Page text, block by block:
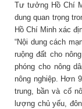
Tư tưởng Hồ Chí
dung quan trọng
Hồ Chí Minh xác
“Nội dung cách
ruộng đất cho
phóng cho nông
nông nghiệp. Hơn
trung, bần và cố
lượng chủ yếu,